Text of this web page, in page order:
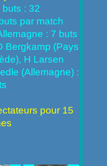
: 32
par match
: 7 buts
Bergkamp (Pays
H Larsen
(Allemagne) :
pour 15